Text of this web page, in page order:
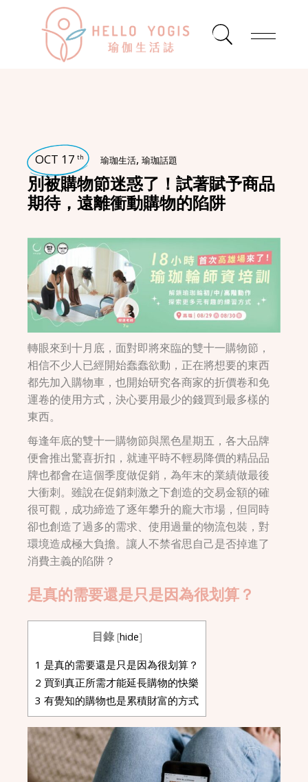
OCT 17 th 瑜珈生活,瑜珈話題
別被購物節迷惑了！試著賦予商品
期待，遠離衝動購物的陷阱
轉眼來到十月底，面對即將來臨的雙十一購物節，
相信不少人已經開始蠢蠢欲動，正在將想要的東西
都先加入購物車，也開始研究各商家的折價卷和免
運卷的使用方式，決心要用最少的錢買到最多樣的
東西。
每逢年底的雙十一購物節與黑色星期五，各大品牌
便會推出驚喜折扣，就連平時不輕易降價的精品品
牌也都會在這個季度做促銷，為年末的業績做最後
大衝刺。雖說在促銷刺激之下創造的交易金額的確
很可觀，成功締造了逐年攀升的龐大市場，但同時
卻也創造了過多的需求、使用過量的物流包裝，對
環境造成極大負擔。讓人不禁省思自己是否掉進了
消費主義的陷阱？
是真的需要還是只是因為很划算？
目錄 [hide]
1 是真的需要還是只是因為很划算？
2 買到真正所需才能延長購物的快樂
3 有覺知的購物也是累積財富的方式